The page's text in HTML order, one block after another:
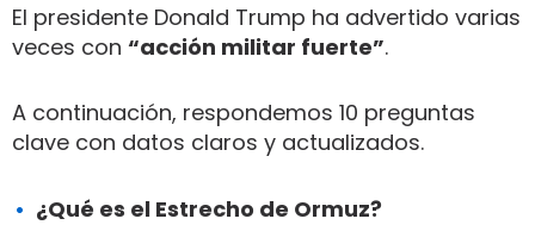
El presidente Donald Trump ha advertido varias
veces con “acción militar fuerte”.
A continuación, respondemos 10 preguntas
clave con datos claros y actualizados.
¿Qué es el Estrecho de Ormuz?